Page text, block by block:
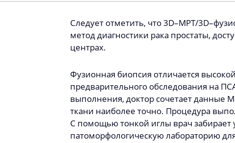
Следует отметить, что 3D–МРТ/
метод диагностики рака простаты,
центрах.
Фузионная биопсия отличается
предварительного обследования на
выполнения, доктор сочетает данные
ткани наиболее точно. Процедура
С помощью тонкой иглы врач забирает
патоморфологическую лабораторию